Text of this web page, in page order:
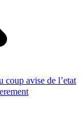
avise de l’etat